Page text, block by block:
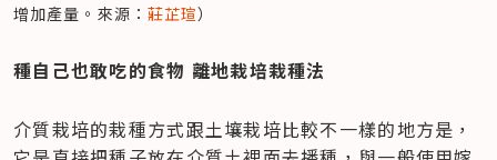
增加產量。來源： 莊芷瑄）
種自己也敢吃的食物 離地栽培栽種法
介質栽培的栽種方式跟土壤栽培比較不一樣的地方是，